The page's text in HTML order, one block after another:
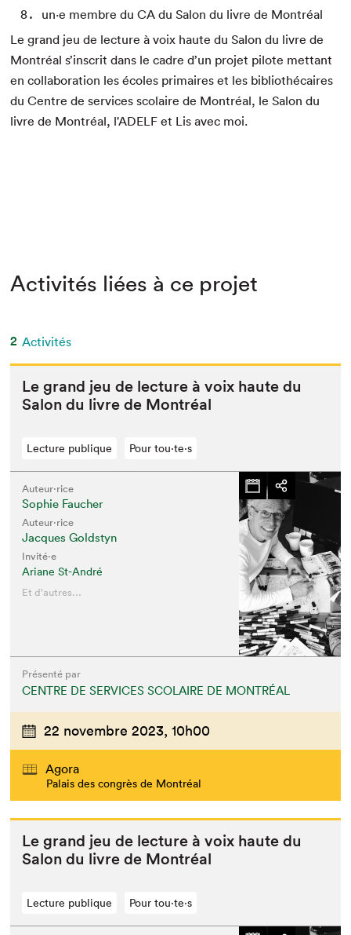
un⋅e membre du CA du Salon du livre de Montréal
Le grand jeu de lecture à voix haute du Salon du livre de
Montréal s’inscrit dans le cadre d’un projet pilote mettant
en collaboration les écoles primaires et les bibliothécaires
du Centre de services scolaire de Montréal, le Salon du
livre de Montréal, l'ADELF et Lis avec moi.
Activités liées à ce projet
2 Activités
Le grand jeu de lec­ture à voix haute du
Salon du livre de Montréal
Lecture publique Pour tou⋅te⋅s
Auteur·rice
Sophie Faucher
Auteur·rice
Jacques Goldstyn
Invité⋅e
Ariane St-André
Et d'autres...
Présenté par
CENTRE DE SERVICES SCOLAIRE DE MONTRÉAL
22 novembre 2023, 10h00
Agora
Palais des congrès de Montréal
Le grand jeu de lec­ture à voix haute du
Salon du livre de Montréal
Lecture publique Pour tou⋅te⋅s